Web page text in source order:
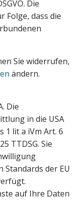
Die
Folge, dass die
Sie widerrufen,
ändern.
Die
in die USA
1 lit a iVm Art. 6
TTDSG. Sie
Standards der EU
auf Ihre Daten